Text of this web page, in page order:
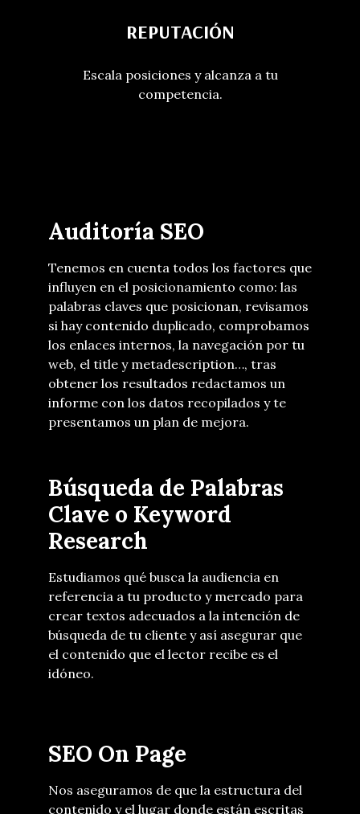
REPUTACIÓN
Escala posiciones y alcanza a tu
competencia.
Auditoría SEO
Tenemos en cuenta todos los factores que
influyen en el posicionamiento como: las
palabras claves que posicionan, revisamos
si hay contenido duplicado, comprobamos
los enlaces internos, la navegación por tu
web, el title y metadescription…, tras
obtener los resultados redactamos un
informe con los datos recopilados y te
presentamos un plan de mejora.
Búsqueda de Palabras
Clave o Keyword
Research
Estudiamos qué busca la audiencia en
referencia a tu producto y mercado para
crear textos adecuados a la intención de
búsqueda de tu cliente y así asegurar que
el contenido que el lector recibe es el
idóneo.
SEO On Page
Nos aseguramos de que la estructura del
contenido y el lugar donde están escritas